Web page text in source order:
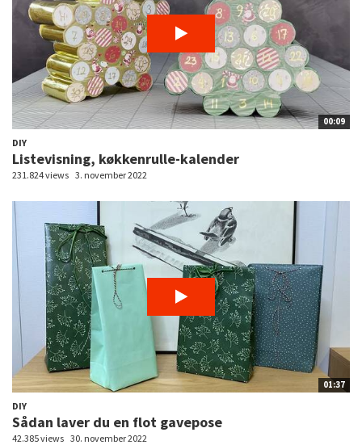
00:09
DIY
Listevisning, køkkenrulle-kalender
231.824 views 3. november 2022
01:37
DIY
Sådan laver du en flot gavepose
42.385 views 30. november 2022